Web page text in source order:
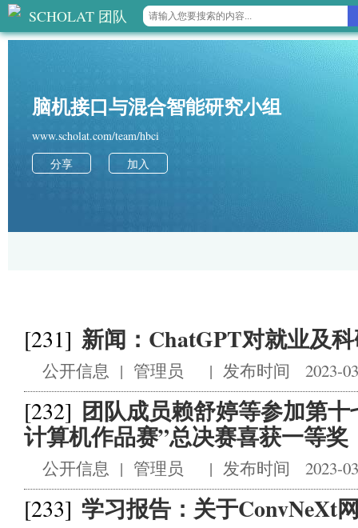
SCHOLAT 团队
脑机接口与混合智能研究小组
www.scholat.com/team/hbci
分享
加入
[231] 新闻：ChatGPT对就业及
公开信息 | 管理员 | 发布时间 2023-
[232] 团队成员赖舒婷等参加第
计算机作品赛”总决赛喜获一等奖
公开信息 | 管理员 | 发布时间 2023-
[233] 学习报告：关于ConvNeXt